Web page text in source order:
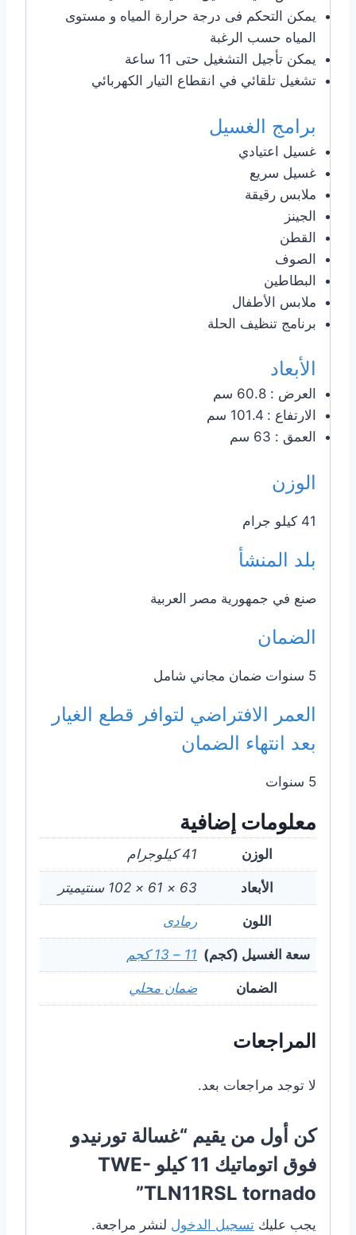
يمكن التحكم فى درجة حرارة المياه و مستوى
المياه حسب الرغبة
يمكن تأجيل التشغيل حتى 11 ساعة
تشغيل تلقائي في انقطاع التيار الكهربائي
برامج الغسيل
غسيل اعتيادي
غسيل سريع
ملابس رقيقة
الجينز
القطن
الصوف
البطاطين
ملابس الأطفال
برنامج تنظيف الحلة
الأبعاد
العرض : 60.8 سم
الارتفاع : 101.4 سم
العمق : 63 سم
الوزن
41 كيلو جرام
بلد المنشأ
صنع في جمهورية مصر العربية
الضمان
5 سنوات ضمان مجاني شامل
العمر الافتراضي لتوافر قطع الغيار
بعد انتهاء الضمان
5 سنوات
معلومات إضافية
الوزن 41 كيلوجرام
الأبعاد 63 × 61 × 102 سنتيميتر
اللون رمادى
سعة الغسيل (كجم) 11 – 13 كجم
الضمان ضمان محلي
المراجعات
لا توجد مراجعات بعد.
كن أول من يقيم “غسالة تورنيدو
فوق اتوماتيك 11 كيلو TWE-
TLN11RSL tornado”
يجب عليك تسجيل الدخول لنشر مراجعة.